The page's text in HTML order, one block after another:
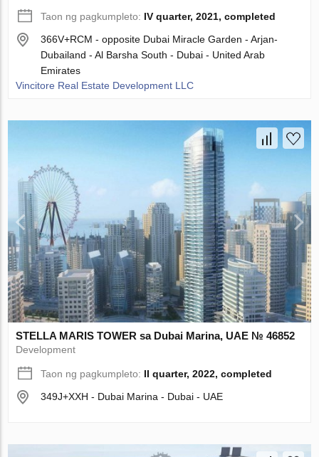
Taon ng pagkumpleto: IV quarter, 2021, completed
366V+RCM - opposite Dubai Miracle Garden - Arjan-
Dubailand - Al Barsha South - Dubai - United Arab
Emirates
Vincitore Real Estate Development LLC
STELLA MARIS TOWER sa Dubai Marina, UAE № 46852
Development
Taon ng pagkumpleto: II quarter, 2022, completed
349J+XXH - Dubai Marina - Dubai - UAE